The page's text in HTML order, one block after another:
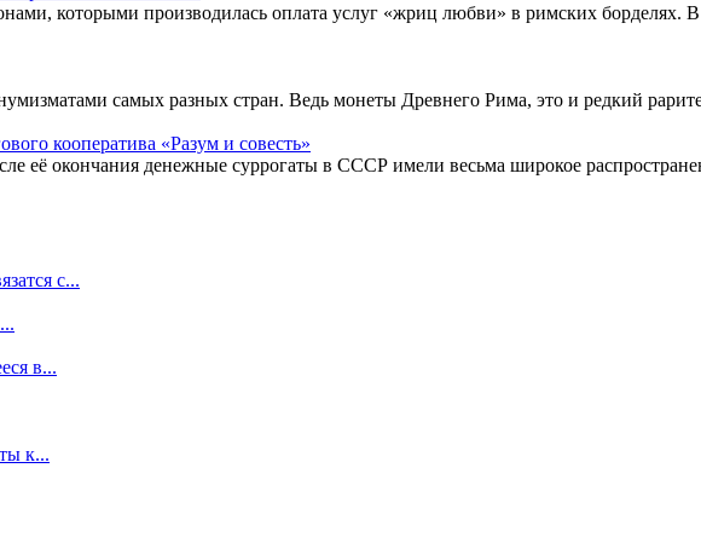
которыми производилась оплата услуг «жриц любви» в римских борделях.
самых разных стран. Ведь монеты Древнего Рима, это и редкий
её окончания денежные суррогаты в СССР имели весьма широкое
с...
в...
к...